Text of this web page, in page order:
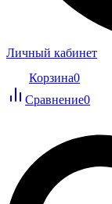
Личный кабинет
Корзина0
Сравнение0